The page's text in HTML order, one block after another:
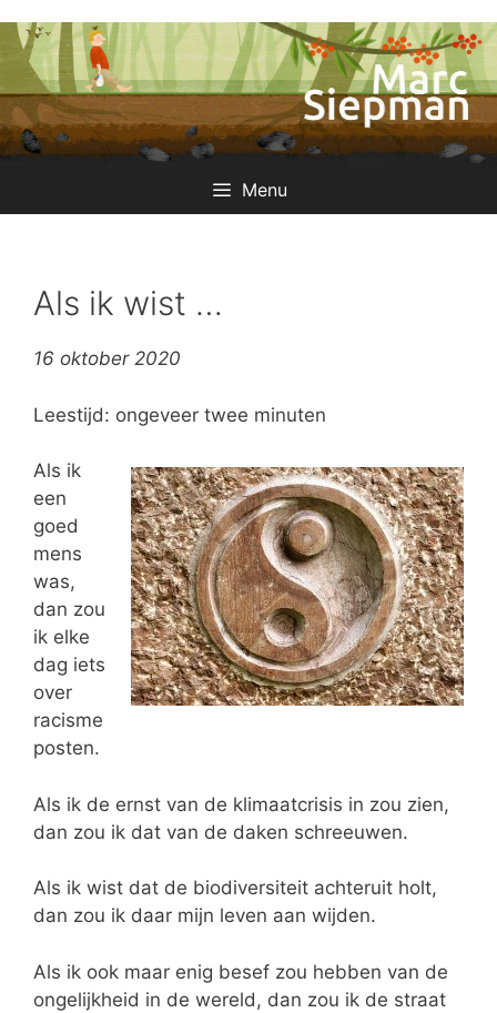
naar
inhoud
Menu
Als ik wist …
16 oktober 2020
Leestijd: ongeveer twee minuten
Als ik
een
goed
mens
was,
dan zou
ik elke
dag iets
over
racisme
posten.
Als ik de ernst van de klimaatcrisis in zou zien,
dan zou ik dat van de daken schreeuwen.
Als ik wist dat de biodiversiteit achteruit holt,
dan zou ik daar mijn leven aan wijden.
Als ik ook maar enig besef zou hebben van de
ongelijkheid in de wereld, dan zou ik de straat